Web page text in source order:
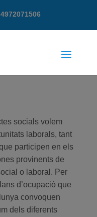
socials volem
laborals, tant
participen en els
provinents de
o laboral. Per
d’ocupació que
convoquen
dels diferents